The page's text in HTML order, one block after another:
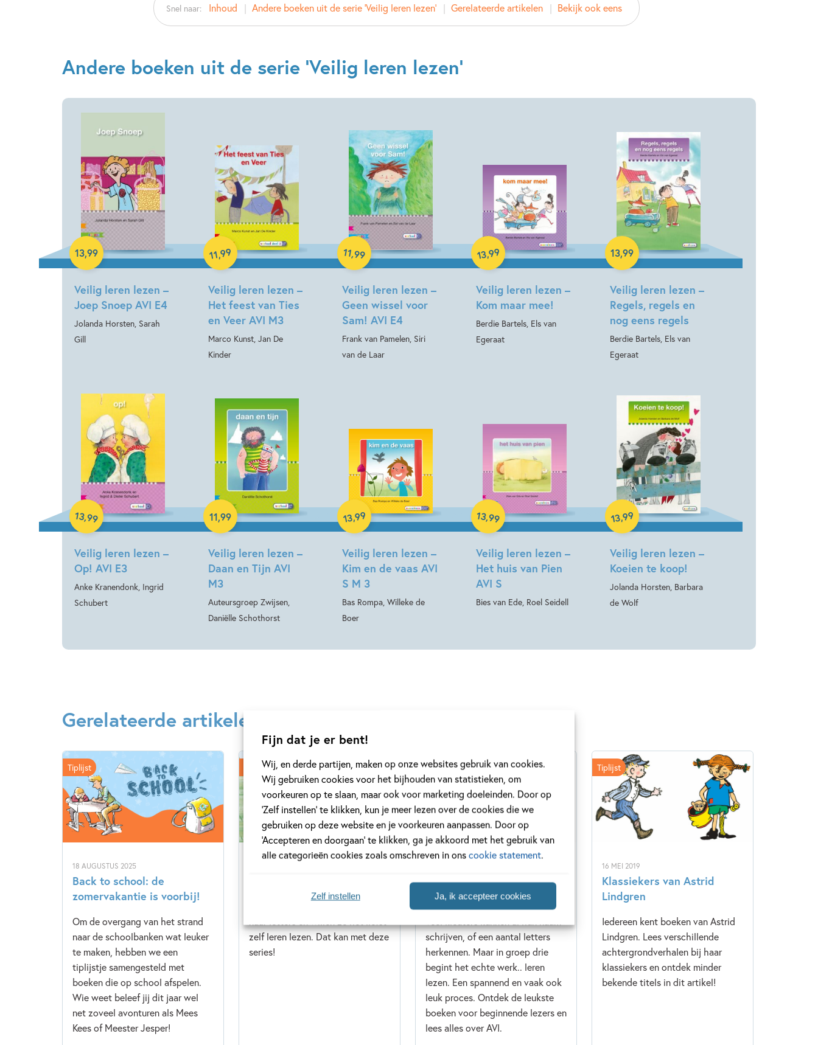
Fijn dat je er bent!
Wij, en derde partijen, maken op onze websites gebruik van cookies.
Wij gebruiken cookies voor het bijhouden van statistieken, om
voorkeuren op te slaan, maar ook voor marketing doeleinden. Door op
‘Zelf instellen’ te klikken, kun je meer lezen over de cookies die we
gebruiken op deze website en je voorkeuren aanpassen. Door op
‘Accepteren en doorgaan’ te klikken, ga je akkoord met het gebruik van
alle categorieën cookies zoals omschreven in onscookie statement.
Ja, ik accepteer cookies
Zelf instellen
Uitgever:
Zwijsen Uitgeverij
Kenmerken van dit boek
Snel naar: Inhoud Andere boeken uit de serie 'Veilig leren lezen' Gerelateerde artikelen Bekijk ook eens
Andere boeken uit de serie 'Veilig leren lezen'
Veilig leren lezen –
Joep Snoep AVI E4
Jolanda Horsten, Sarah
Gill
13,99
Hardcover
Veilig leren lezen –
Het feest van Ties
en Veer AVI M3
Marco Kunst, Jan De
Kinder
11,99
Hardcover
Veilig leren lezen –
Geen wissel voor
Sam! AVI E4
Frank van Pamelen, Siri
van de Laar
11,99
Hardcover
Veilig leren lezen –
Kom maar mee!
Berdie Bartels, Els van
Egeraat
13,99
Hardcover
Veilig leren lezen –
Regels, regels en
nog eens regels
Berdie Bartels, Els van
Egeraat
13,99
Hardcover
Veilig leren lezen –
Op! AVI E3
Anke Kranendonk, Ingrid
Schubert
13,99
Hardcover
Veilig leren lezen –
Daan en Tijn AVI
M3
Auteursgroep Zwijsen,
Daniëlle Schothorst
11,99
Hardcover
Veilig leren lezen –
Kim en de vaas AVI
S M 3
Bas Rompa, Willeke de
Boer
13,99
Hardcover
Veilig leren lezen –
Het huis van Pien
AVI S
Bies van Ede, Roel Seidell
13,99
Hardcover
Veilig leren lezen –
Koeien te koop!
Jolanda Horsten, Barbara
de Wolf
13,99
Hardcover
Gerelateerde artikelen
18 AUGUSTUS 2025
Back to school: de
zomervakantie is voorbij!
Om de overgang van het strand
naar de schoolbanken wat leuker
te maken, hebben we een
tiplijstje samengesteld met
boeken die op school afspelen.
Wie weet beleef jij dit jaar wel
net zoveel avonturen als Mees
Kees of Meester Jesper!
Tiplijst
naar letters en willen ze het liefst
zelf leren lezen. Dat kan met deze
series!
Achtergrond
Wat is AVI en hoe wordt het
AVI-niveau bepaald?
Veel kleuters kunnen al hun naam
schrijven, of een aantal letters
herkennen. Maar in groep drie
begint het echte werk.. leren
lezen. Een spannend en vaak ook
leuk proces. Ontdek de leukste
boeken voor beginnende lezers en
lees alles over AVI.
Achtergrond
16 MEI 2019
Klassiekers van Astrid
Lindgren
Iedereen kent boeken van Astrid
Lindgren. Lees verschillende
achtergrondverhalen bij haar
klassiekers en ontdek minder
bekende titels in dit artikel!
Tiplijst